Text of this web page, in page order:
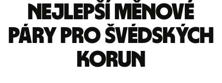
Nejlepší měnové
páry pro švédských
korun